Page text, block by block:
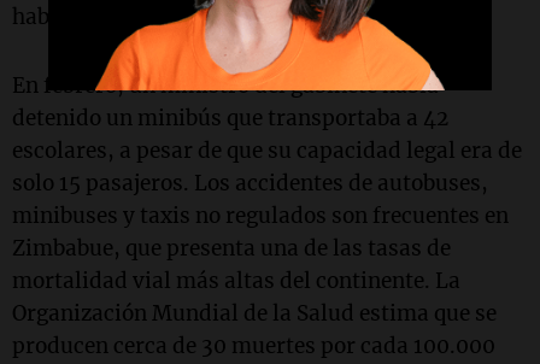
habitantes.
En febrero, un ministro del gabinete había
detenido un minibús que transportaba a 42
escolares, a pesar de que su capacidad legal era de
solo 15 pasajeros. Los accidentes de autobuses,
minibuses y taxis no regulados son frecuentes en
Zimbabue, que presenta una de las tasas de
mortalidad vial más altas del continente. La
Organización Mundial de la Salud estima que se
producen cerca de 30 muertes por cada 100.000